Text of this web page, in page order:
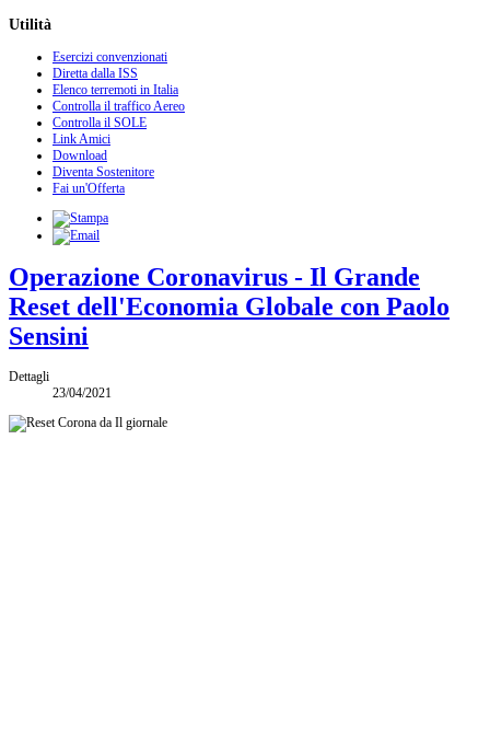
Utilità
Esercizi convenzionati
Diretta dalla ISS
Elenco terremoti in Italia
Controlla il traffico Aereo
Controlla il SOLE
Link Amici
Download
Diventa Sostenitore
Fai un'Offerta
Operazione Coronavirus - Il Grande
Reset dell'Economia Globale con Paolo
Sensini
Dettagli
23/04/2021